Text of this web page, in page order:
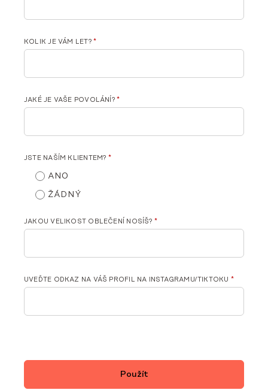
KOLIK JE VÁM LET? *
JAKÉ JE VAŠE POVOLÁNÍ?*
JSTE NAŠÍM KLIENTEM? *
ANO
ŽÁDNÝ
JAKOU VELIKOST OBLEČENÍ NOSÍŠ? *
UVEĎTE ODKAZ NA VÁŠ PROFIL NA INSTAGRAMU/TIKTOKU *